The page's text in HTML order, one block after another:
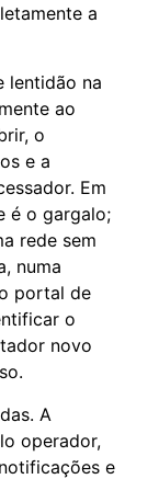
a
lentidão na
ao
o
e a
Em
é o gargalo;
rede sem
numa
portal de
o
novo
A
operador,
e